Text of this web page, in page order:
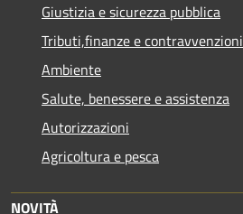
Giustizia e sicurezza pubblica
Tributi,finanze e contravvenzioni
Ambiente
Salute, benessere e assistenza
Autorizzazioni
Agricoltura e pesca
NOVITÀ